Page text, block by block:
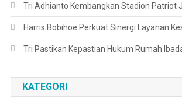
Tri Adhianto Kembangkan Stadion Patriot
Harris Bobihoe Perkuat Sinergi Layanan
Tri Pastikan Kepastian Hukum Rumah
KATEGORI